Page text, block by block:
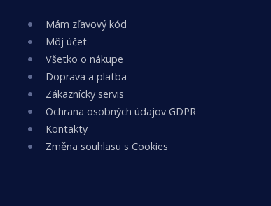
Mám zľavový kód
Môj účet
Všetko o nákupe
Doprava a platba
Zákaznícky servis
Ochrana osobných údajov GDPR
Kontakty
Změna souhlasu s Cookies